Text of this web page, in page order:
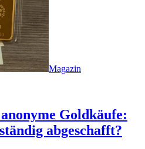
Magazin
Goldkäufe:
abgeschafft?